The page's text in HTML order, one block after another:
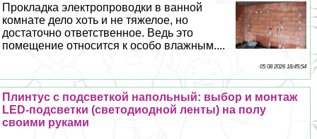
Прокладка электропроводки в ванной
комнате дело хоть и не тяжелое, но
достаточно ответственное. Ведь это
помещение относится к особо влажным....
05 08 2026 18:45:54
Плинтус с подсветкой напольный: выбор и монтаж
LED-подсветки (светодиодной ленты) на полу
своими руками